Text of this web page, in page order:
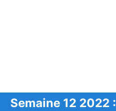
Semaine 12 2022 :